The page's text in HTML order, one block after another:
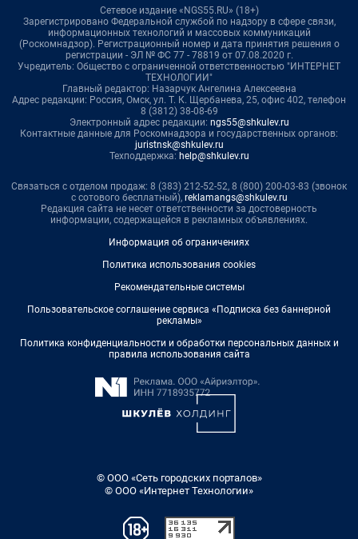
Сетевое издание «NGS55.RU» (18+)
Зарегистрировано Федеральной службой по надзору в сфере связи,
информационных технологий и массовых коммуникаций
(Роскомнадзор). Регистрационный номер и дата принятия решения о
регистрации - ЭЛ № ФС 77 - 78819 от 07.08.2020 г.
Учредитель: Общество с ограниченной ответственностью "ИНТЕРНЕТ
ТЕХНОЛОГИИ"
Главный редактор: Назарчук Ангелина Алексеевна
Адрес редакции: Россия, Омск, ул. Т. К. Щербанева, 25, офис 402, телефон
8 (3812) 38-08-69
Электронный адрес редакции: ngs55@shkulev.ru
Контактные данные для Роскомнадзора и государственных органов:
juristnsk@shkulev.ru
Техподдержка: help@shkulev.ru
Связаться с отделом продаж: 8 (383) 212-52-52, 8 (800) 200-03-83 (звонок
с сотового бесплатный), reklamangs@shkulev.ru
Редакция сайта не несет ответственности за достоверность
информации, содержащейся в рекламных объявлениях.
Информация об ограничениях
Политика использования cookies
Рекомендательные системы
Пользовательское соглашение сервиса «Подписка без баннерной
рекламы»
Политика конфиденциальности и обработки персональных данных и
правила использования сайта
© ООО «Сеть городских порталов»
© ООО «Интернет Технологии»